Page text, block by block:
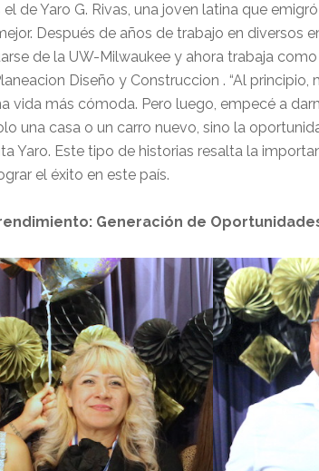
de Yaro G. Rivas, una joven latina que
Después de años de trabajo en diversos
de la UW-Milwaukee y ahora trabaja
Diseño y Construccion . “Al
vida más cómoda. Pero luego, empecé a
una casa o un carro nuevo, sino la
Yaro. Este tipo de historias resalta la
el éxito en este país.
Generación de